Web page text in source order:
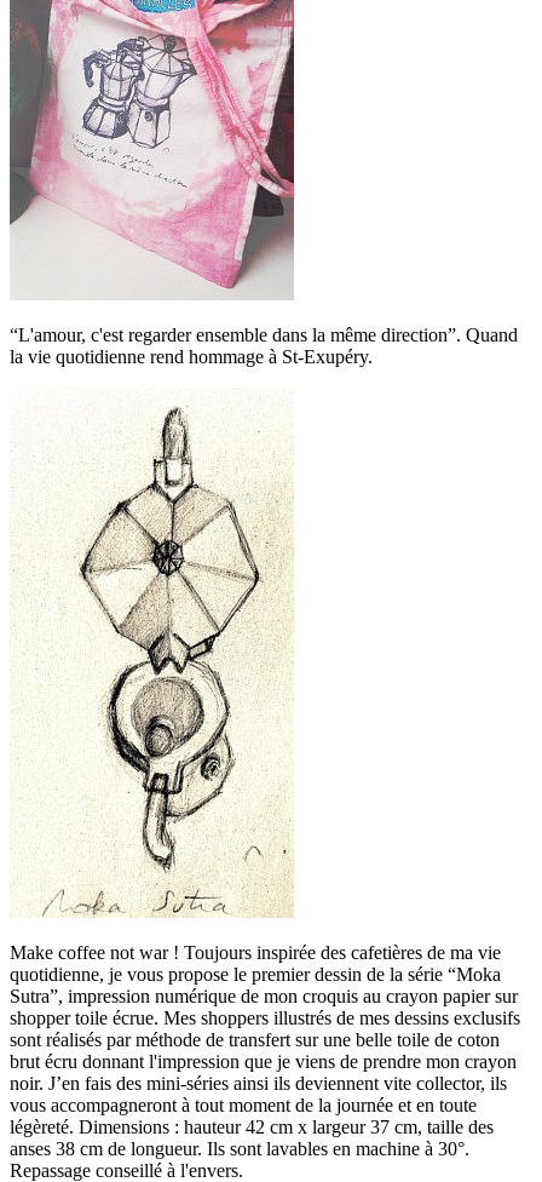
“L'amour, c'est regarder ensemble dans la même direction”. Quand
la vie quotidienne rend hommage à St-Exupéry.
Make coffee not war ! Toujours inspirée des cafetières de ma vie
quotidienne, je vous propose le premier dessin de la série “Moka
Sutra”, impression numérique de mon croquis au crayon papier sur
shopper toile écrue. Mes shoppers illustrés de mes dessins exclusifs
sont réalisés par méthode de transfert sur une belle toile de coton
brut écru donnant l'impression que je viens de prendre mon crayon
noir. J’en fais des mini-séries ainsi ils deviennent vite collector, ils
vous accompagneront à tout moment de la journée et en toute
légèreté. Dimensions : hauteur 42 cm x largeur 37 cm, taille des
anses 38 cm de longueur. Ils sont lavables en machine à 30°.
Repassage conseillé à l'envers.